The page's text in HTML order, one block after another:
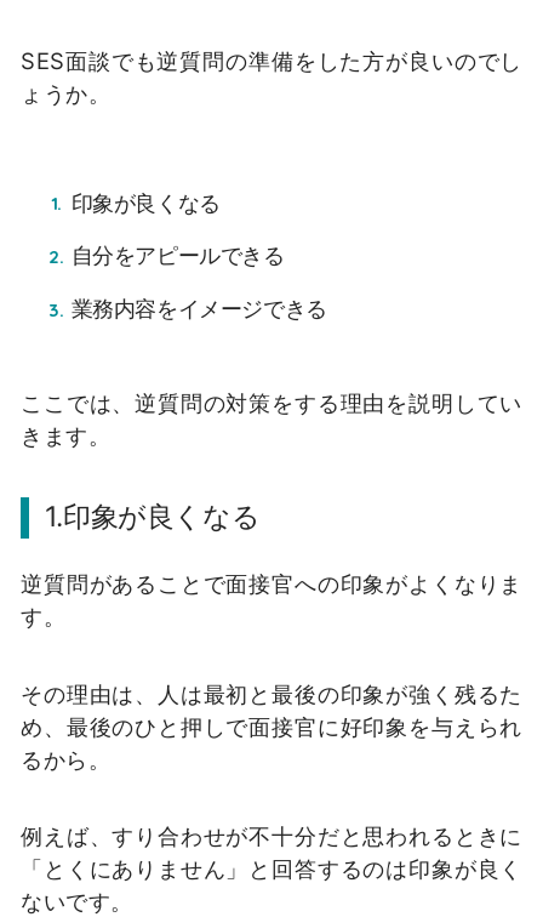
SES面談でも逆質問の準備をした方が良いのでし
ょうか。
印象が良くなる
自分をアピールできる
業務内容をイメージできる
ここでは、逆質問の対策をする理由を説明してい
きます。
1.印象が良くなる
逆質問があることで面接官への印象がよくなりま
す。
その理由は、人は最初と最後の印象が強く残るた
め、最後のひと押しで面接官に好印象を与えられ
るから。
例えば、すり合わせが不十分だと思われるときに
「とくにありません」と回答するのは印象が良く
ないです。